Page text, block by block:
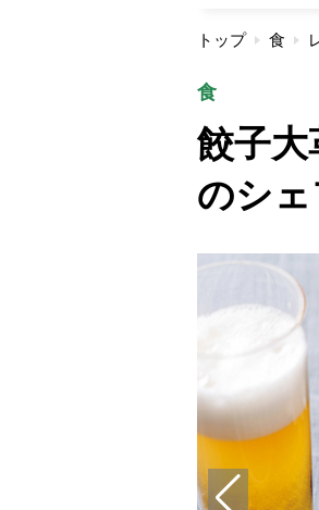
トップ 食
食
餃子大
のシ